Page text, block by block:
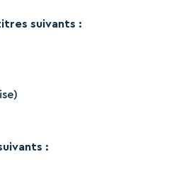
suivants :
: